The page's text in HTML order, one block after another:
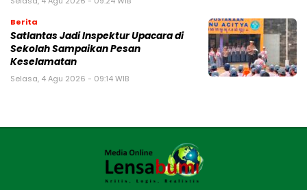
Berita
Satlantas Jadi Inspektur Upacara di
Sekolah Sampaikan Pesan
Keselamatan
Selasa, 4 Agu 2026 - 09:14 WIB